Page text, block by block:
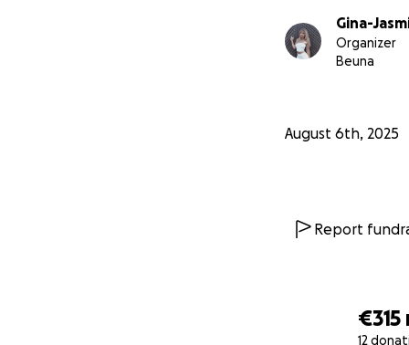
€315
12
Gina-
Organizer
Beuna
August 6th, 2025
Report